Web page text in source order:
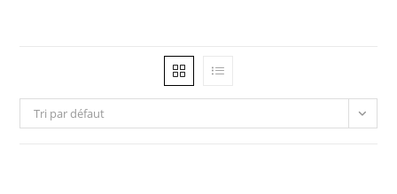
Tri par défaut